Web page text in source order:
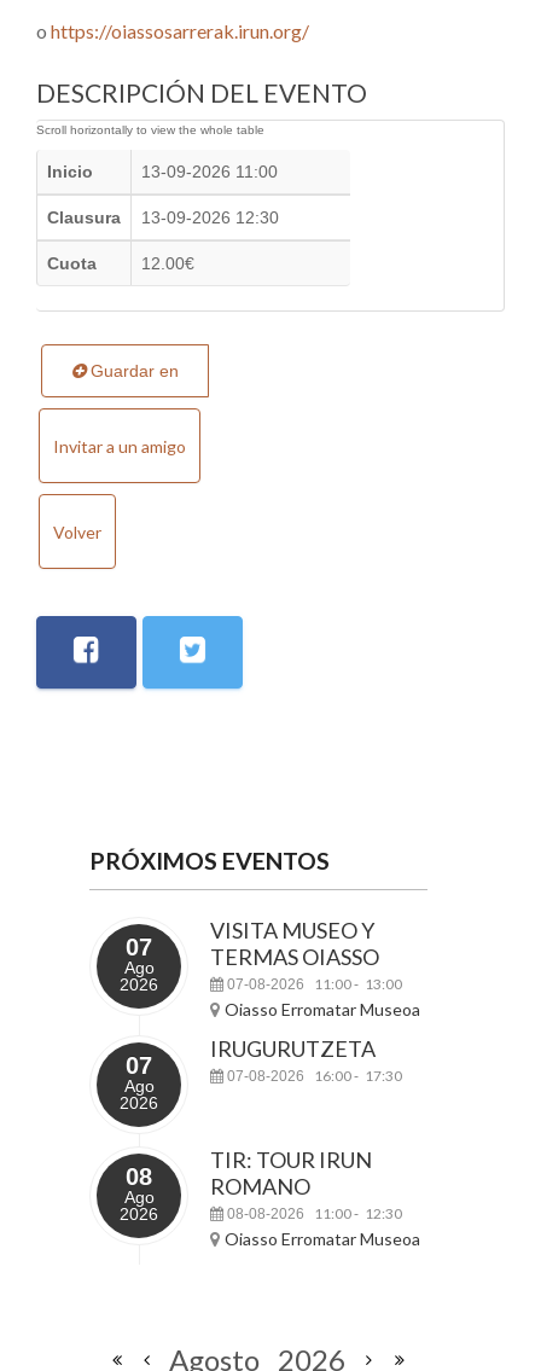
o https://oiassosarrerak.irun.org/
DESCRIPCIÓN DEL EVENTO
Inicio 13-09-2026 11:00
Clausura 13-09-2026 12:30
Cuota 12.00€
Guardar en
Invitar a un amigo
Volver
PRÓXIMOS EVENTOS
07
Ago
2026
VISITA MUSEO Y
TERMAS OIASSO
07-08-2026 11:00- 13:00
Oiasso Erromatar Museoa
07
Ago
2026
IRUGURUTZETA
07-08-2026 16:00- 17:30
08
Ago
2026
TIR: TOUR IRUN
ROMANO
08-08-2026 11:00- 12:30
Oiasso Erromatar Museoa
Agosto 2026